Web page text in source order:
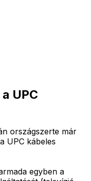
UPC
országszerte már
UPC kábeles
egyben a